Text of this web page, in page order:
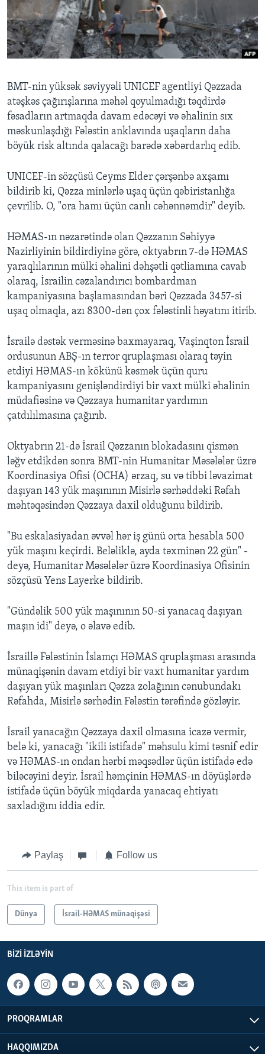
BIZI IZLƏYIN
Dillər
BMT-nin yüksək səviyyəli UNICEF agentliyi Qəzzada
atəşkəs çağırışlarına məhəl qoyulmadığı təqdirdə
fəsadların artmaqda davam edəcəyi və əhalinin sıx
məskunlaşdığı Fələstin anklavında uşaqların daha
böyük risk altında qalacağı barədə xəbərdarlıq edib.
UNICEF-in sözçüsü Ceyms Elder çərşənbə axşamı
bildirib ki, Qəzza minlərlə uşaq üçün qəbiristanlığa
çevrilib. O, "ora hamı üçün canlı cəhənnəmdir" deyib.
HƏMAS-ın nəzarətində olan Qəzzanın Səhiyyə
Nazirliyinin bildirdiyinə görə, oktyabrın 7-də HƏMAS
yaraqlılarının mülki əhalini dəhşətli qətliamına cavab
olaraq, İsrailin cəzalandırıcı bombardman
kampaniyasına başlamasından bəri Qəzzada 3457-si
uşaq olmaqla, azı 8300-dən çox fələstinli həyatını itirib.
İsrailə dəstək verməsinə baxmayaraq, Vaşinqton İsrail
ordusunun ABŞ-ın terror qruplaşması olaraq təyin
etdiyi HƏMAS-ın kökünü kəsmək üçün quru
kampaniyasını genişləndirdiyi bir vaxt mülki əhalinin
müdafiəsinə və Qəzzaya humanitar yardımın
çatdılılmasına çağırıb.
Oktyabrın 21-də İsrail Qəzzanın blokadasını qismən
ləğv etdikdən sonra BMT-nin Humanitar Məsələlər üzrə
Koordinasiya Ofisi (OCHA) ərzaq, su və tibbi ləvazimat
daşıyan 143 yük maşınının Misirlə sərhəddəki Rəfah
məhtəqəsindən Qəzzaya daxil olduğunu bildirib.
"Bu eskalasiyadan əvvəl hər iş günü orta hesabla 500
yük maşını keçirdi. Beləliklə, ayda təxminən 22 gün" -
deyə, Humanitar Məsələlər üzrə Koordinasiya Ofisinin
sözçüsü Yens Layerke bildirib.
"Gündəlik 500 yük maşınının 50-si yanacaq daşıyan
maşın idi" deyə, o əlavə edib.
İsraillə Fələstinin İslamçı HƏMAS qruplaşması arasında
münaqişənin davam etdiyi bir vaxt humanitar yardım
daşıyan yük maşınları Qəzza zolağının cənubundakı
Rəfahda, Misirlə sərhədin Fələstin tərəfində gözləyir.
İsrail yanacağın Qəzzaya daxil olmasına icazə vermir,
belə ki, yanacağı "ikili istifadə" məhsulu kimi təsnif edir
və HƏMAS-ın ondan hərbi məqsədlər üçün istifadə edə
biləcəyini deyir. İsrail həmçinin HƏMAS-ın döyüşlərdə
istifadə üçün böyük miqdarda yanacaq ehtiyatı
saxladığını iddia edir.
Paylaş Follow us
This item is part of
Dünya İsrail-HƏMAS münaqişəsi
BIZI IZLƏYIN
PROQRAMLAR
HAQQIMIZDA